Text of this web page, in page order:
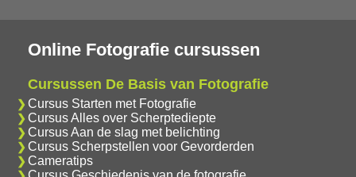
Online Fotografie cursussen
Cursussen De Basis van Fotografie
Cursus Starten met Fotografie
Cursus Alles over Scherptediepte
Cursus Aan de slag met belichting
Cursus Scherpstellen voor Gevorderden
Cameratips